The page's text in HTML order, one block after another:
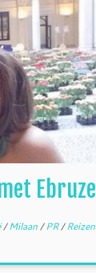
Ebruze
/Milaan/PR/Reizen